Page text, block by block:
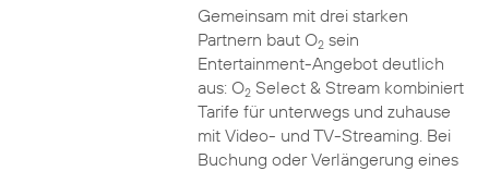
Gemeinsam mit drei starken
Partnern baut O2sein
Entertainment-Angebot deutlich
aus: O2Select & Stream kombiniert
Tarife für unterwegs und zuhause
mit Video- und TV-Streaming. Bei
Buchung oder Verlängerung eines